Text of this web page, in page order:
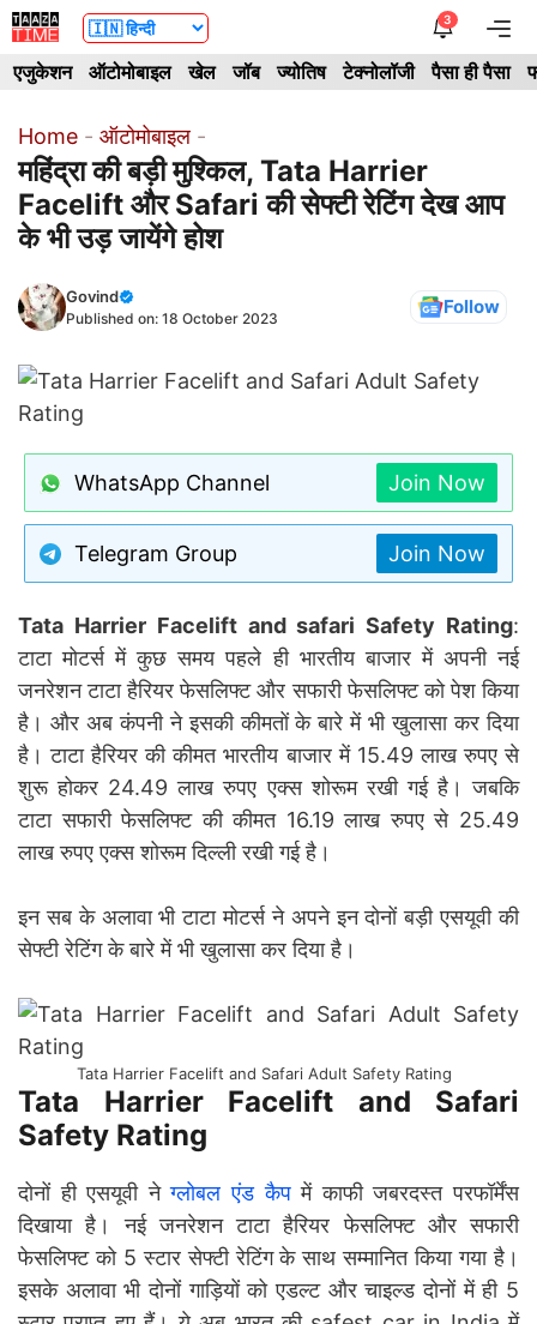
Skip
to
content
3
एजुकेशन ऑटोमोबाइल खेल जॉब ज्योतिष टेक्नोलॉजी पैसा ही पैसा
Home - ऑटोमोबाइल -
महिंद्रा की बड़ी मुश्किल, Tata Harrier
Facelift और Safari की सेफ्टी रेटिंग देख आप
के भी उड़ जायेंगे होश
Govind
Published on: 18 October 2023 Follow
WhatsApp Channel Join Now
Telegram Group Join Now
Tata Harrier Facelift and safari Safety Rating:
टाटा मोटर्स में कुछ समय पहले ही भारतीय बाजार में अपनी नई
जनरेशन टाटा हैरियर फेसलिफ्ट और सफारी फेसलिफ्ट को पेश किया
है। और अब कंपनी ने इसकी कीमतों के बारे में भी खुलासा कर दिया
है। टाटा हैरियर की कीमत भारतीय बाजार में 15.49 लाख रुपए से
शुरू होकर 24.49 लाख रुपए एक्स शोरूम रखी गई है। जबकि
टाटा सफारी फेसलिफ्ट की कीमत 16.19 लाख रुपए से 25.49
लाख रुपए एक्स शोरूम दिल्ली रखी गई है।
इन सब के अलावा भी टाटा मोटर्स ने अपने इन दोनों बड़ी एसयूवी की
सेफ्टी रेटिंग के बारे में भी खुलासा कर दिया है।
Tata Harrier Facelift and Safari Adult Safety Rating
Tata Harrier Facelift and Safari
Safety Rating
दोनों ही एसयूवी नेग्लोबल एंड कैपमें काफी जबरदस्त परफॉर्मेंस
दिखाया है। नई जनरेशन टाटा हैरियर फेसलिफ्ट और सफारी
फेसलिफ्ट को 5 स्टार सेफ्टी रेटिंग के साथ सम्मानित किया गया है।
इसके अलावा भी दोनों गाड़ियों को एडल्ट और चाइल्ड दोनों में ही 5